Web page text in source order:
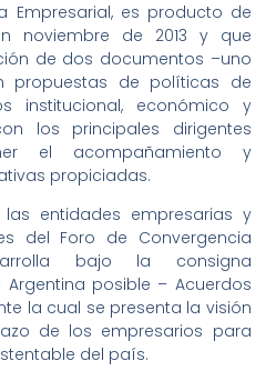
Empresarial, es producto de
noviembre de 2013 y que
de dos documentos –uno
propuestas de políticas de
institucional, económico y
los principales dirigentes
el acompañamiento y
propiciadas.
entidades empresarias y
del Foro de Convergencia
bajo la consigna
posible – Acuerdos
la cual se presenta la visión
de los empresarios para
del país.